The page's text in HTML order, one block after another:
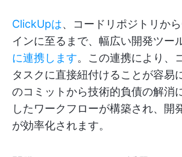
ClickUpは、コードリポジトリか
インに至るまで、幅広い開発ツー
に連携します。この連携により、
タスクに直接紐付けることが容易
のコミットから技術的負債の解消
したワークフローが構築され、開
が効率化されます。